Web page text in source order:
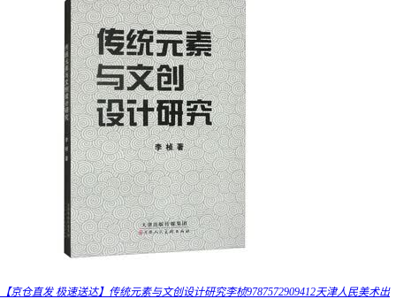
【京仓直发 极速送达】传统元素与文创设计研究李桢9787572909412天津人民美术出